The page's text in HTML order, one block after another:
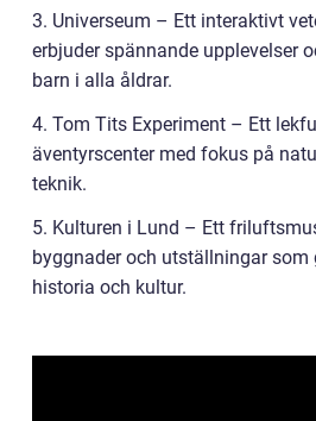
3. Universeum – Ett interaktivt
erbjuder spännande upplevelser
barn i alla åldrar.
4. Tom Tits Experiment – Ett
äventyrscenter med fokus på
teknik.
5. Kulturen i Lund – Ett
byggnader och utställningar som
historia och kultur.